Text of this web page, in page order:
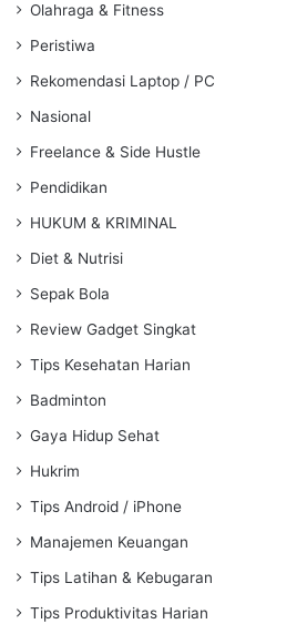
Olahraga & Fitness
Peristiwa
Rekomendasi Laptop / PC
Nasional
Freelance & Side Hustle
Pendidikan
HUKUM & KRIMINAL
Diet & Nutrisi
Sepak Bola
Review Gadget Singkat
Tips Kesehatan Harian
Badminton
Gaya Hidup Sehat
Hukrim
Tips Android / iPhone
Manajemen Keuangan
Tips Latihan & Kebugaran
Tips Produktivitas Harian